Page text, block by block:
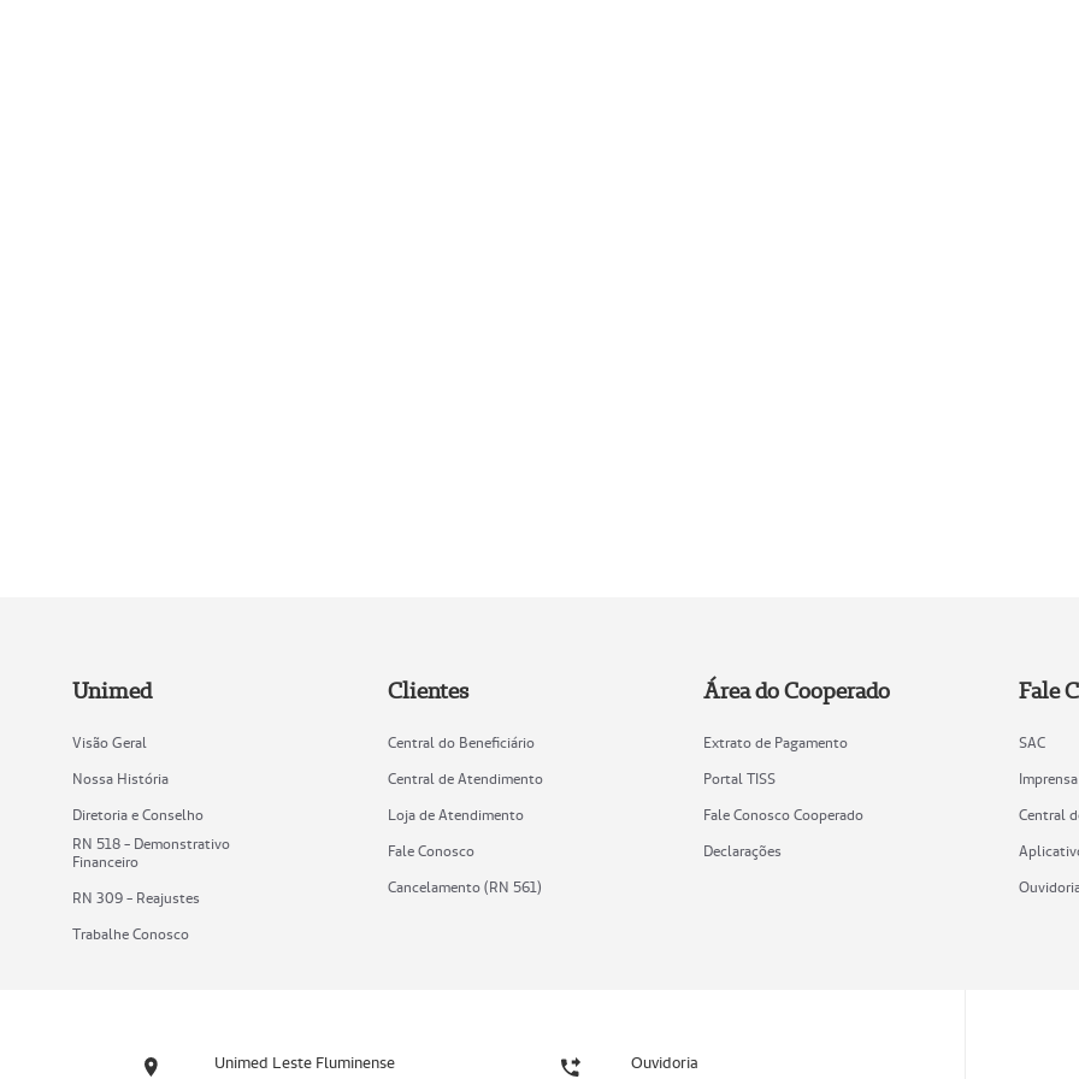
Unimed
Visão Geral
Nossa História
Diretoria e Conselho
RN 518 - Demonstrativo
Financeiro
RN 309 - Reajustes
Trabalhe Conosco
Clientes
Central do Beneficiário
Central de Atendimento
Loja de Atendimento
Fale Conosco
Cancelamento (RN 561)
Área do Cooperado
Extrato de Pagamento
Portal TISS
Fale Conosco Cooperado
Declarações
Fale
SAC
Imprensa
Central
Unimed Leste Fluminense Ouvidoria